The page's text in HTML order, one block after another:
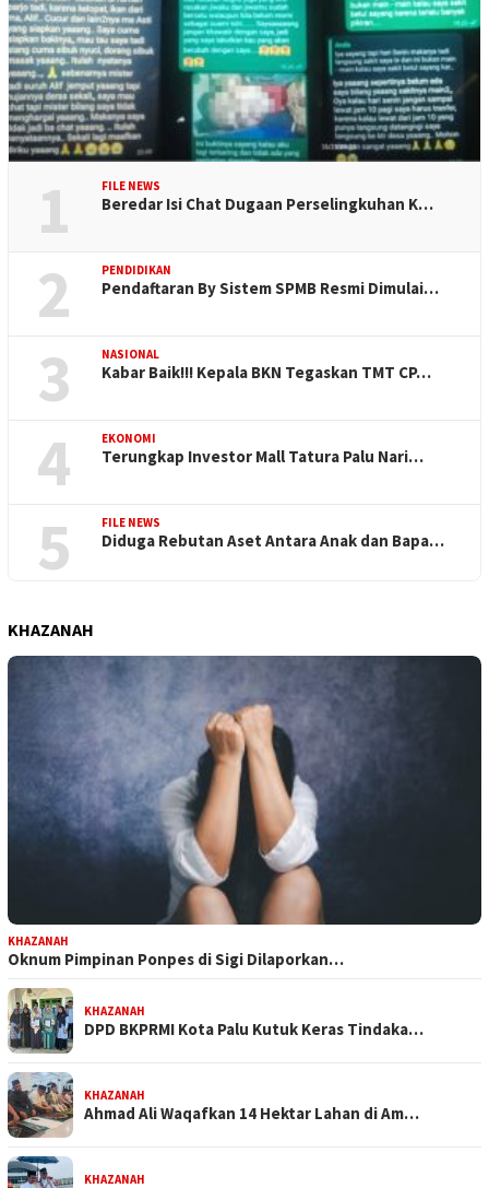
1 FILE NEWS
Beredar Isi Chat Dugaan Perselingkuhan K…
2 PENDIDIKAN
Pendaftaran By Sistem SPMB Resmi Dimulai…
3 NASIONAL
Kabar Baik!!! Kepala BKN Tegaskan TMT CP…
4 EKONOMI
Terungkap Investor Mall Tatura Palu Nari…
5 FILE NEWS
Diduga Rebutan Aset Antara Anak dan Bapa…
KHAZANAH
KHAZANAH
Oknum Pimpinan Ponpes di Sigi Dilaporkan…
KHAZANAH
DPD BKPRMI Kota Palu Kutuk Keras Tindaka…
KHAZANAH
Ahmad Ali Waqafkan 14 Hektar Lahan di Am…
KHAZANAH